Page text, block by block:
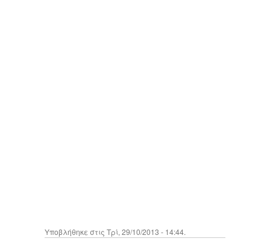
Υποβλήθηκε στις Τρί, 29/10/2013 - 14:44.